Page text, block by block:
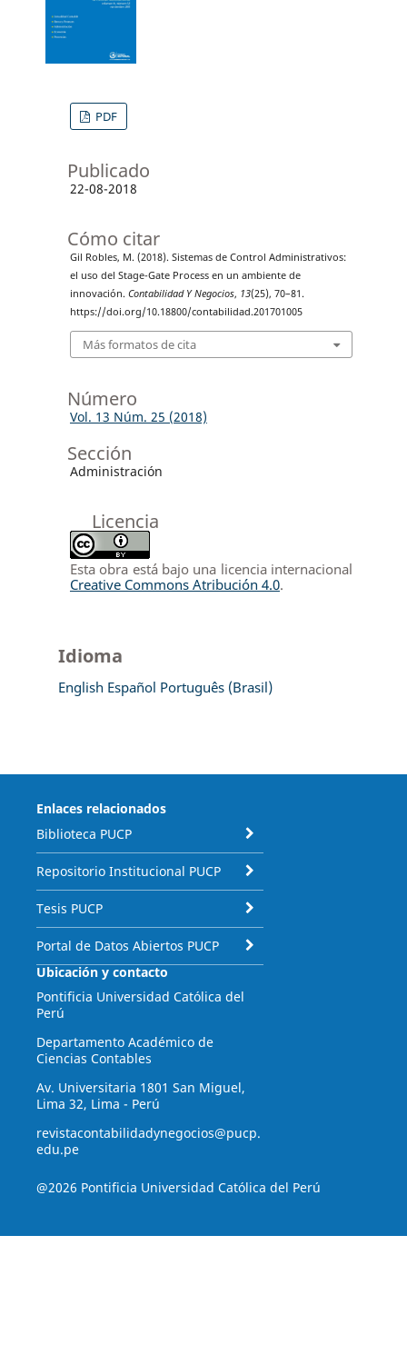
PDF
Publicado
22-08-2018
Cómo citar
Gil Robles, M. (2018). Sistemas de Control Administrativos:
el uso del Stage-Gate Process en un ambiente de
innovación. Contabilidad Y Negocios, 13(25), 70–81.
https://doi.org/10.18800/contabilidad.201701005
Más formatos de cita
Número
Vol. 13 Núm. 25 (2018)
Sección
Administración
Licencia
Esta obra está bajo una licencia internacional
Creative Commons Atribución 4.0.
Idioma
English Español Português (Brasil)
Enlaces relacionados
Biblioteca PUCP
Repositorio Institucional PUCP
Tesis PUCP
Portal de Datos Abiertos PUCP
Ubicación y contacto
Pontificia Universidad Católica del
Perú
Departamento Académico de
Ciencias Contables
Av. Universitaria 1801 San Miguel,
Lima 32, Lima - Perú
revistacontabilidadynegocios@pucp.
edu.pe
@2026 Pontificia Universidad Católica del Perú